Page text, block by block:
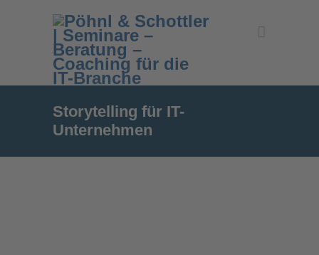
Storytelling für IT-
Unternehmen